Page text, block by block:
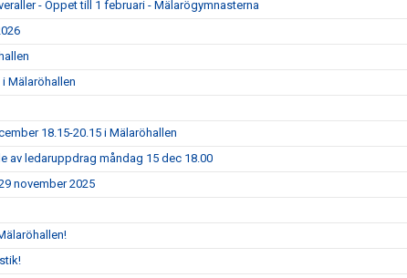
- Öppet till 1 februari - Mälarögymnasterna
Mälaröhallen
18.15-20.15 i Mälaröhallen
av ledaruppdrag måndag 15 dec 18.00
november 2025